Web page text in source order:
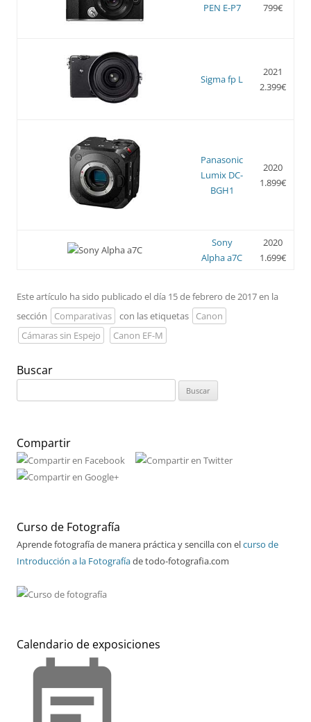
PEN E-P7
799€
Sigma fp L
2021
2.399€
Panasonic
Lumix DC-
BGH1
2020
1.899€
Sony
Alpha a7C
2020
1.699€
Este artículo ha sido publicado el día 15 de febrero de 2017 en la
sección
Comparativas con las etiquetas
Canon
Cámaras sin Espejo
Canon EF-M
Buscar
Compartir
Curso de Fotografía
Aprende fotografía de manera práctica y sencilla con elcurso de
Introducción a la Fotografíade todo-fotografia.com
Calendario de exposiciones